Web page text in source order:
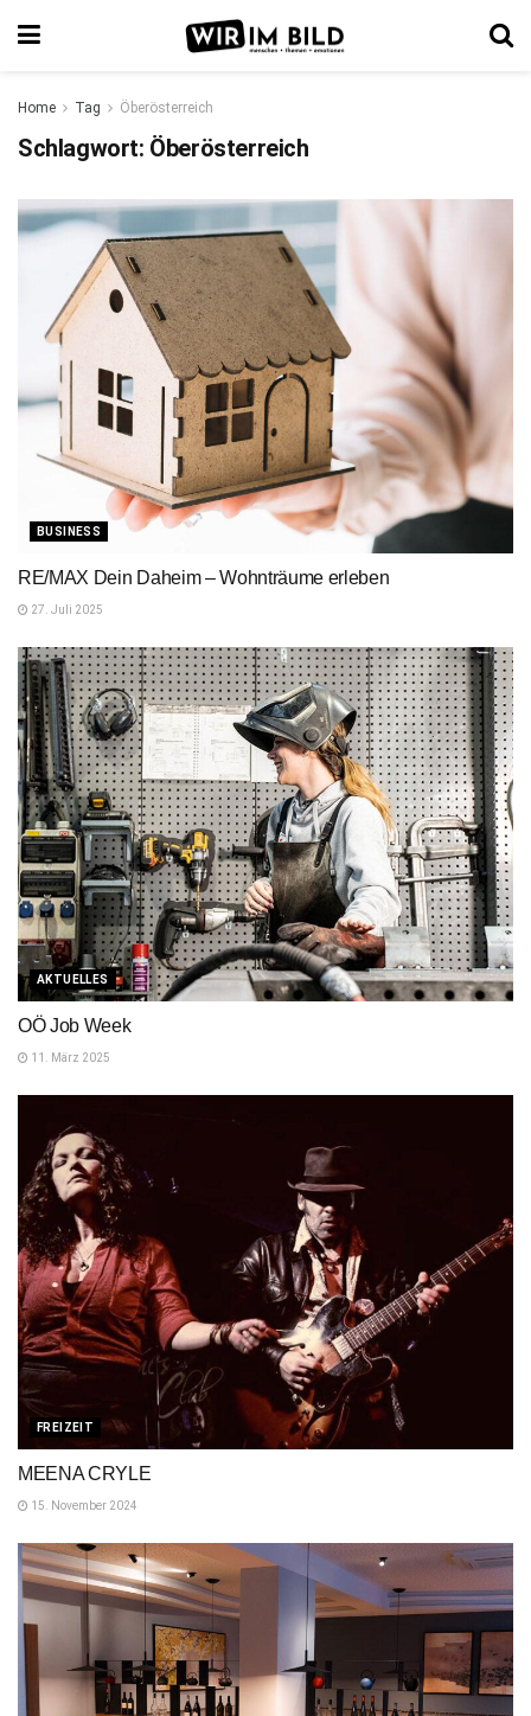
Home Tag Öberösterreich
Schlagwort: Öberösterreich
BUSINESS
RE/MAX Dein Daheim – Wohnträume erleben
27. Juli 2025
AKTUELLES
OÖ Job Week
11. März 2025
FREIZEIT
MEENA CRYLE
15. November 2024